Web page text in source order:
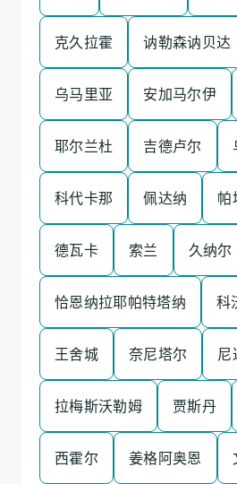
克久拉霍 讷勒森讷贝达
乌马里亚 安加马尔伊
耶尔兰杜 吉德卢尔
科代卡那 佩达纳 帕
德瓦卡 索兰 久纳尔
恰恩纳拉耶帕特塔纳 科
王舍城 奈尼塔尔 尼
拉梅斯沃勒姆 贾斯丹
西霍尔 姜格阿奥恩